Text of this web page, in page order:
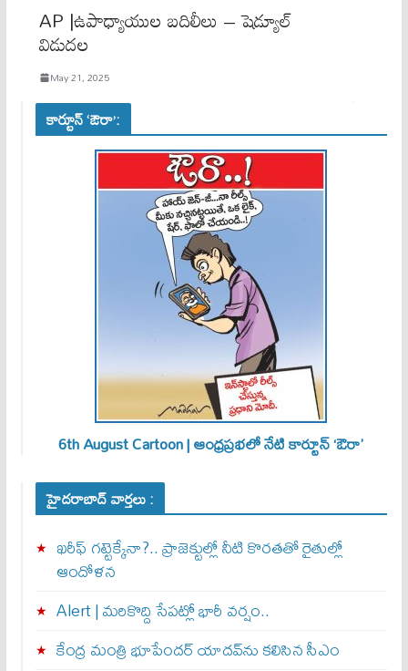
AP |ఉపాధ్యాయుల బదిలీలు – షెడ్యూల్
విడుదల
May 21, 2025
కార్టూన్ ‘ఔరా’:
6th August Cartoon | ఆంధ్రప్రభలో నేటి కార్టూన్ ‘ఔరా’
హైదరాబాద్ వార్తలు :
ఖరీఫ్ గట్టెక్కేనా?.. ప్రాజెక్టుల్లో నీటి కొరతతో రైతుల్లో
ఆందోళన
Alert | మ‌రికొద్ది సేప‌ట్లో భారీ వ‌ర్షం..
కేంద్ర మంత్రి భూపేందర్ యాదవ్‌ను కలిసిన సీఎం